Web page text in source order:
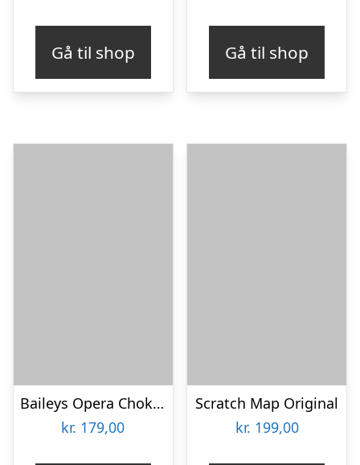
Gå til shop Gå til shop
Baileys Opera Chokoladeæske
kr. 179,00
Scratch Map Original
kr. 199,00